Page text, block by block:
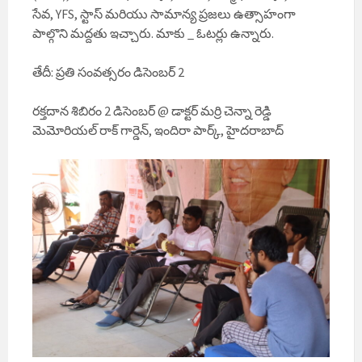
సేవ, YFS, స్టాస్ మరియు సామాన్య ప్రజలు ఉత్సాహంగా
పాల్గొని మద్దతు ఇచ్చారు. మాకు _ ఓటర్లు ఉన్నారు.
తేదీ: ప్రతి సంవత్సరం డిసెంబర్ 2
రక్తదాన శిబిరం 2 డిసెంబర్ @ డాక్టర్ మర్రి చెన్నా రెడ్డి
మెమోరియల్ రాక్ గార్డెన్, ఇందిరా పార్క్, హైదరాబాద్